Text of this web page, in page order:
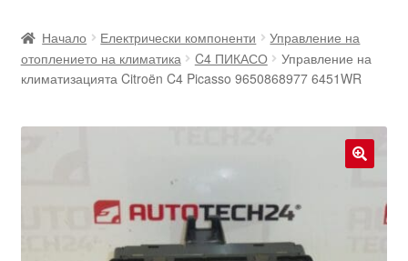
Доставка по целия свят
Начало Електрически компоненти
Управление на
отоплението на климатика
C4 ПИКАСО
Управление на
климатизацията Citroën C4 Picasso 9650868977 6451WR